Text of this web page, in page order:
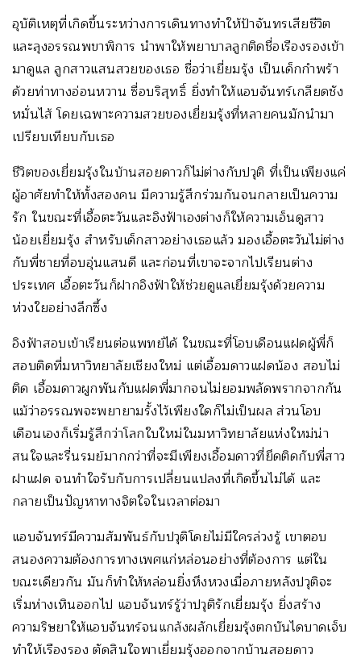
อุบัติเหตุที่เกิดขึ้นระหว่างการเดินทางทำให้ป้าจันทรเสียชีวิต
และลุงอรรณพขาพิการ นำพาให้พยาบาลลูกติดชื่อเรืองรองเข้า
มาดูแล ลูกสาวแสนสวยของเธอ ชื่อว่าเยี่ยมรุ้ง เป็นเด็กกำพร้า
ด้วยท่าทางอ่อนหวาน ซื่อบริสุทธิ์ ยิ่งทำให้แอบจันทร์เกลียดชัง
หมั่นไส้ โดยเฉพาะความสวยของเยี่ยมรุ้งที่หลายคนมักนำมา
เปรียบเทียบกับเธอ
ชีวิตของเยี่ยมรุ้งในบ้านสอยดาวก็ไม่ต่างกับปวุติ ที่เป็นเพียงแค่
ผู้อาศัยทำให้ทั้งสองคน มีความรู้สึกร่วมกันจนกลายเป็นความ
รัก ในขณะที่เอื้อตะวันและอิงฟ้าเองต่างก็ให้ความเอ็นดูสาว
น้อยเยี่ยมรุ้ง สำหรับเด็กสาวอย่างเธอแล้ว มองเอื้อตะวันไม่ต่าง
กับพี่ชายที่อบอุ่นแสนดี และก่อนที่เขาจะจากไปเรียนต่าง
ประเทศ เอื้อตะวันก็ฝากอิงฟ้าให้ช่วยดูแลเยี่ยมรุ้งด้วยความ
ห่วงใยอย่างลึกซึ้ง
อิงฟ้าสอบเข้าเรียนต่อแพทย์ได้ ในขณะที่โอบเดือนแฝดผู้พี่ก็
สอบติดที่มหาวิทยาลัยเชียงใหม่ แต่เอื้อมดาวแฝดน้อง สอบไม่
ติด เอื้อมดาวผูกพันกับแฝดพี่มากจนไม่ยอมพลัดพรากจากกัน
แม้ว่าอรรณพจะพยายามรั้งไว้เพียงใดก็ไม่เป็นผล ส่วนโอบ
เดือนเองก็เริ่มรู้สึกว่าโลกใบใหม่ในมหาวิทยาลัยแห่งใหม่น่า
สนใจและรื่นรมย์มากกว่าที่จะมีเพียงเอื้อมดาวที่ยึดติดกับพี่สาว
ฝาแฝด จนทำใจรับกับการเปลี่ยนแปลงที่เกิดขึ้นไม่ได้ และ
กลายเป็นปัญหาทางจิตใจในเวลาต่อมา
แอบจันทร์มีความสัมพันธ์กับปวุติโดยไม่มีใครล่วงรู้ เขาตอบ
สนองความต้องการทางเพศแก่หล่อนอย่างที่ต้องการ แต่ใน
ขณะเดียวกัน มันก็ทำให้หล่อนยิ่งหึงหวงเมื่อภายหลังปวุติจะ
เริ่มห่างเหินออกไป แอบจันทร์รู้ว่าปวุติรักเยี่ยมรุ้ง ยิ่งสร้าง
ความริษยาให้แอบจันทร์จนแกล้งผลักเยี่ยมรุ้งตกบันไดบาดเจ็บ
ทำให้เรืองรอง ตัดสินใจพาเยี่ยมรุ้งออกจากบ้านสอยดาว